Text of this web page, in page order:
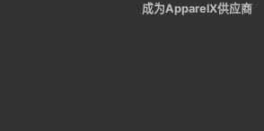
成为ApparelX供应商